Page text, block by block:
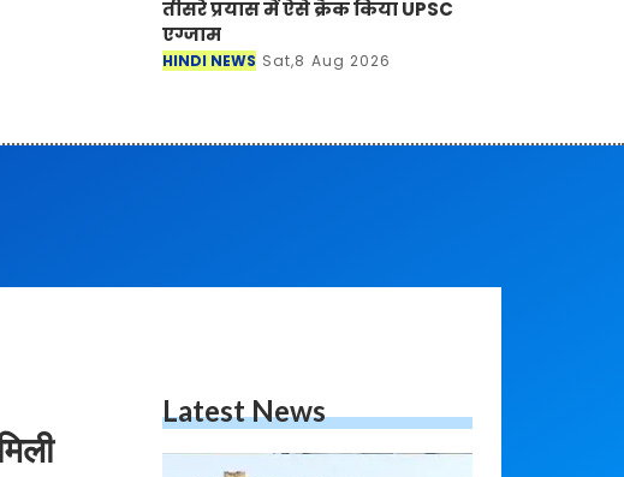
तीसरे प्रयास में ऐसे क्रैक किया UPSC
एग्जाम
HINDI NEWS Sat,8 Aug 2026
Latest News